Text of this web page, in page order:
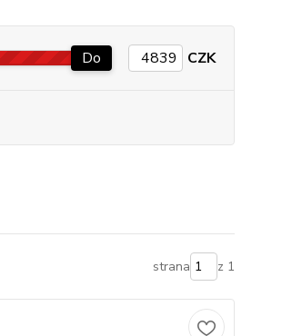
Do CZK
strana z 1